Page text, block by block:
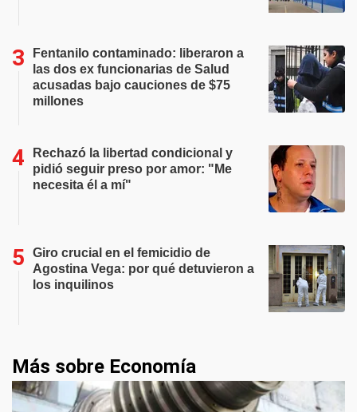
Fentanilo contaminado: liberaron a
las dos ex funcionarias de Salud
acusadas bajo cauciones de $75
millones
Rechazó la libertad condicional y
pidió seguir preso por amor: "Me
necesita él a mí"
Giro crucial en el femicidio de
Agostina Vega: por qué detuvieron a
los inquilinos
Más sobre Economía